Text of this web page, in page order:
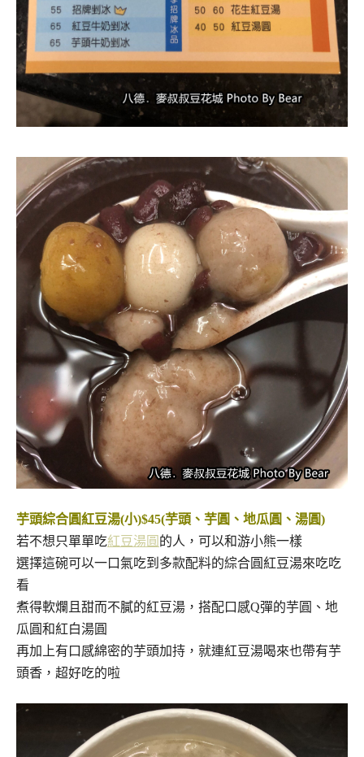
芋頭綜合圓紅豆湯(小)$45(芋頭、芋圓、地瓜圓、湯圓)
若不想只單單吃紅豆湯圓 的人，可以和游小熊一樣
選擇這碗可以一口氣吃到多款配料的綜合圓紅豆湯來吃吃
看
煮得軟爛且甜而不膩的紅豆湯，搭配口感Q彈的芋圓、地
瓜圓和紅白湯圓
再加上有口感綿密的芋頭加持，就連紅豆湯喝來也帶有芋
頭香，超好吃的啦